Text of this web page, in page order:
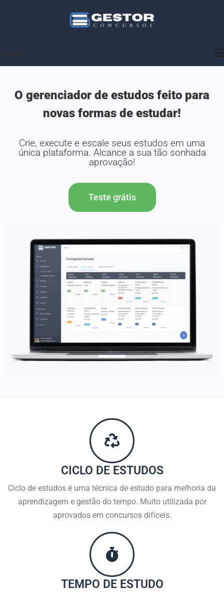
O gerenciador de estudos feito para
novas formas de estudar!
Crie, execute e escale seus estudos em uma
única plataforma. Alcance a sua tão sonhada
aprovação!
Teste grátis
CICLO DE ESTUDOS
Ciclo de estudos é uma técnica de estudo para melhoria da
aprendizagem e gestão do tempo. Muito utilizada por
aprovados em concursos difíceis.
TEMPO DE ESTUDO